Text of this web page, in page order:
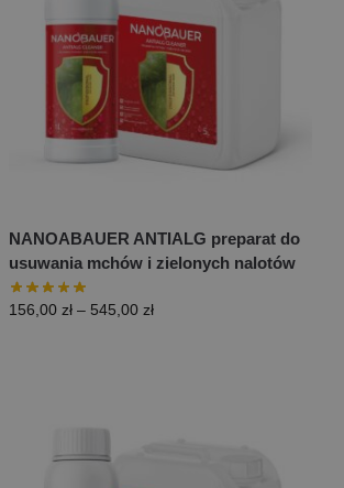
NANOABAUER ANTIALG preparat do
usuwania mchów i zielonych nalotów
156,00 zł – 545,00 zł